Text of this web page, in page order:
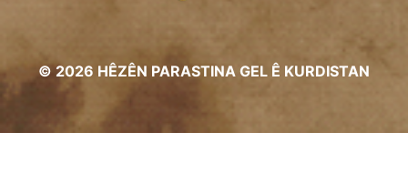
© 2026 HÊZÊN PARASTINA GEL Ê KURDISTAN